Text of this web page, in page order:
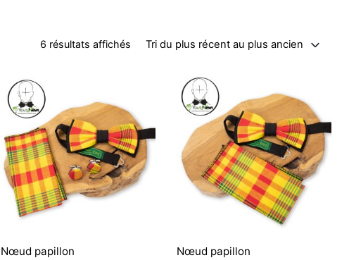
6 résultats affichésTrié du plus récent au plus ancien
Tri du plus récent au plus ancien
Nœud papillon Nœud papillon